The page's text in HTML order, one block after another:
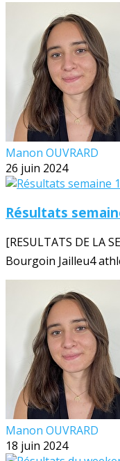
Manon OUVRARD
26 juin 2024
Résultats
[RESULTATS DE LA
Bourgoin Jailleu4
Manon OUVRARD
18 juin 2024